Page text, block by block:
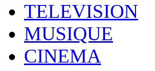
TELEVISION
MUSIQUE
CINEMA